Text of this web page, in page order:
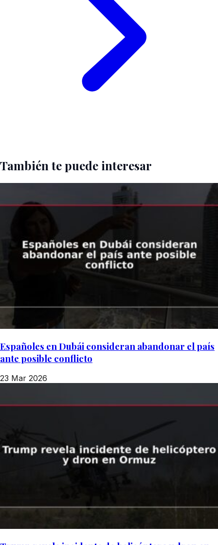
También te puede interesar
Españoles en Dubái consideran abandonar el país
ante posible conflicto
23 Mar 2026